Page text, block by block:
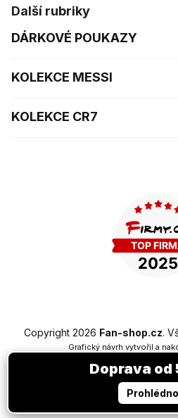
Další rubriky
DÁRKOVÉ POUKAZY
KOLEKCE MESSI
KOLEKCE CR7
Vytvořil Shoptet
Copyright 2026 Fan-shop.cz.
Grafický návrh vytvořil a
Doprava od